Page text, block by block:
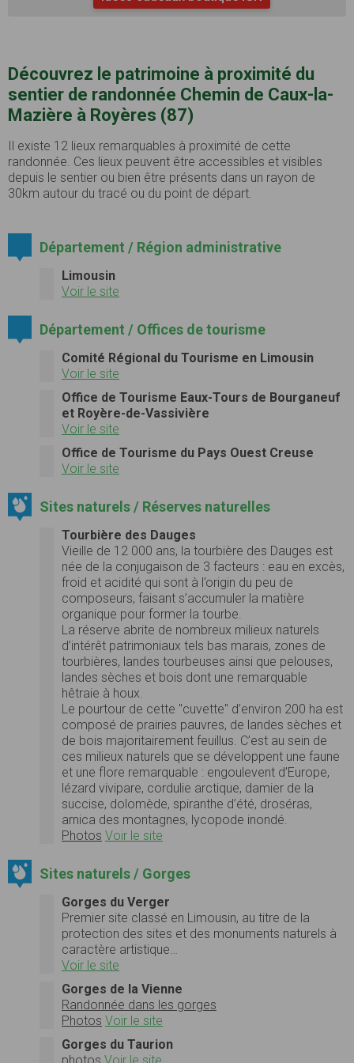
Découvrez le patrimoine à proximité du
sentier de randonnée Chemin de Caux-la-
Mazière à Royères (87)
Il existe 12 lieux remarquables à proximité de cette
randonnée. Ces lieux peuvent être accessibles et visibles
depuis le sentier ou bien être présents dans un rayon de
30km autour du tracé ou du point de départ.
Département / Région administrative
Limousin
Voir le site
Département / Offices de tourisme
Comité Régional du Tourisme en Limousin
Voir le site
Office de Tourisme Eaux-Tours de Bourganeuf
et Royère-de-Vassivière
Voir le site
Office de Tourisme du Pays Ouest Creuse
Voir le site
Sites naturels / Réserves naturelles
Tourbière des Dauges
Vieille de 12 000 ans, la tourbière des Dauges est
née de la conjugaison de 3 facteurs : eau en excès,
froid et acidité qui sont à l’origin du peu de
composeurs, faisant s’accumuler la matière
organique pour former la tourbe.
La réserve abrite de nombreux milieux naturels
d’intérêt patrimoniaux tels bas marais, zones de
tourbières, landes tourbeuses ainsi que pelouses,
landes sèches et bois dont une remarquable
hêtraie à houx.
Le pourtour de cette "cuvette" d’environ 200 ha est
composé de prairies pauvres, de landes sèches et
de bois majoritairement feuillus. C’est au sein de
ces milieux naturels que se développent une faune
et une flore remarquable : engoulevent d’Europe,
lézard vivipare, cordulie arctique, damier de la
succise, dolomède, spiranthe d’été, droséras,
arnica des montagnes, lycopode inondé.
Photos Voir le site
Sites naturels / Gorges
Gorges du Verger
Premier site classé en Limousin, au titre de la
protection des sites et des monuments naturels à
caractère artistique…
Voir le site
Gorges de la Vienne
Randonnée dans les gorges
Photos Voir le site
Gorges du Taurion